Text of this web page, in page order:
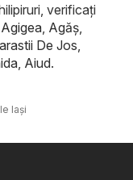
verificați
Agigea Agăş
De Jos
Aiud.
Iași